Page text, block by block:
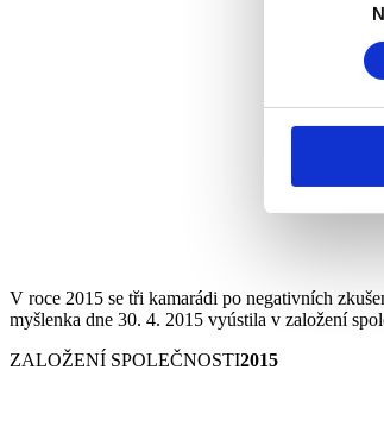
V roce 2015 se tři kamarádi po negativních
myšlenka dne 30. 4. 2015 vyústila v založení
ZALOŽENÍ SPOLEČNOSTI2015